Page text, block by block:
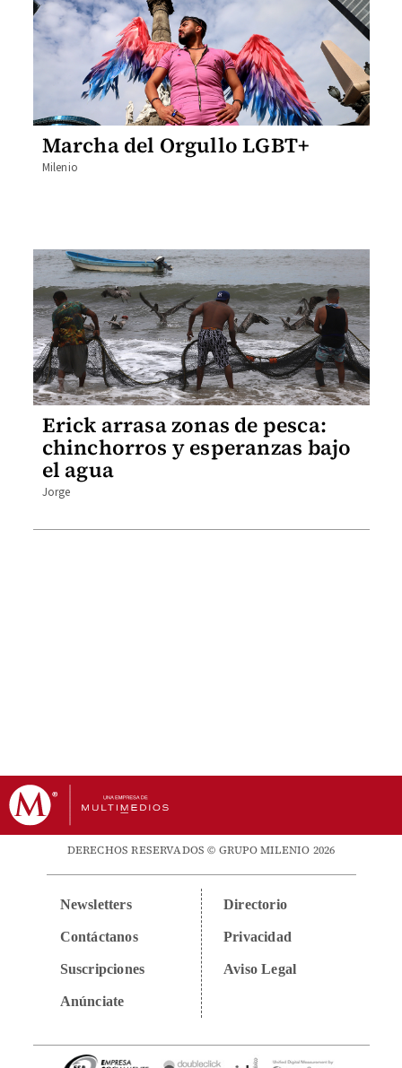
Marcha del Orgullo LGBT+
Milenio
Erick arrasa zonas de pesca:
chinchorros y esperanzas bajo
el agua
Jorge
DERECHOS RESERVADOS © GRUPO MILENIO 2026
Newsletters
Contáctanos
Suscripciones
Anúnciate
Directorio
Privacidad
Aviso Legal